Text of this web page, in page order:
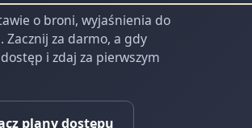
o broni, wyjaśnienia do
za darmo, a gdy
i zdaj za pierwszym
plany dostępu